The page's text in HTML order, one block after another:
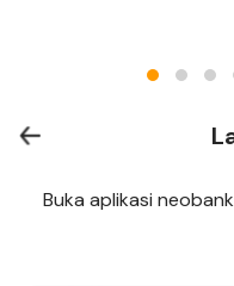
Buka aplikasi